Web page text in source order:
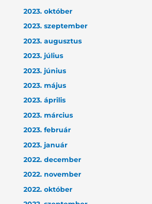
2023. október
2023. szeptember
2023. augusztus
2023. július
2023. június
2023. május
2023. április
2023. március
2023. február
2023. január
2022. december
2022. november
2022. október